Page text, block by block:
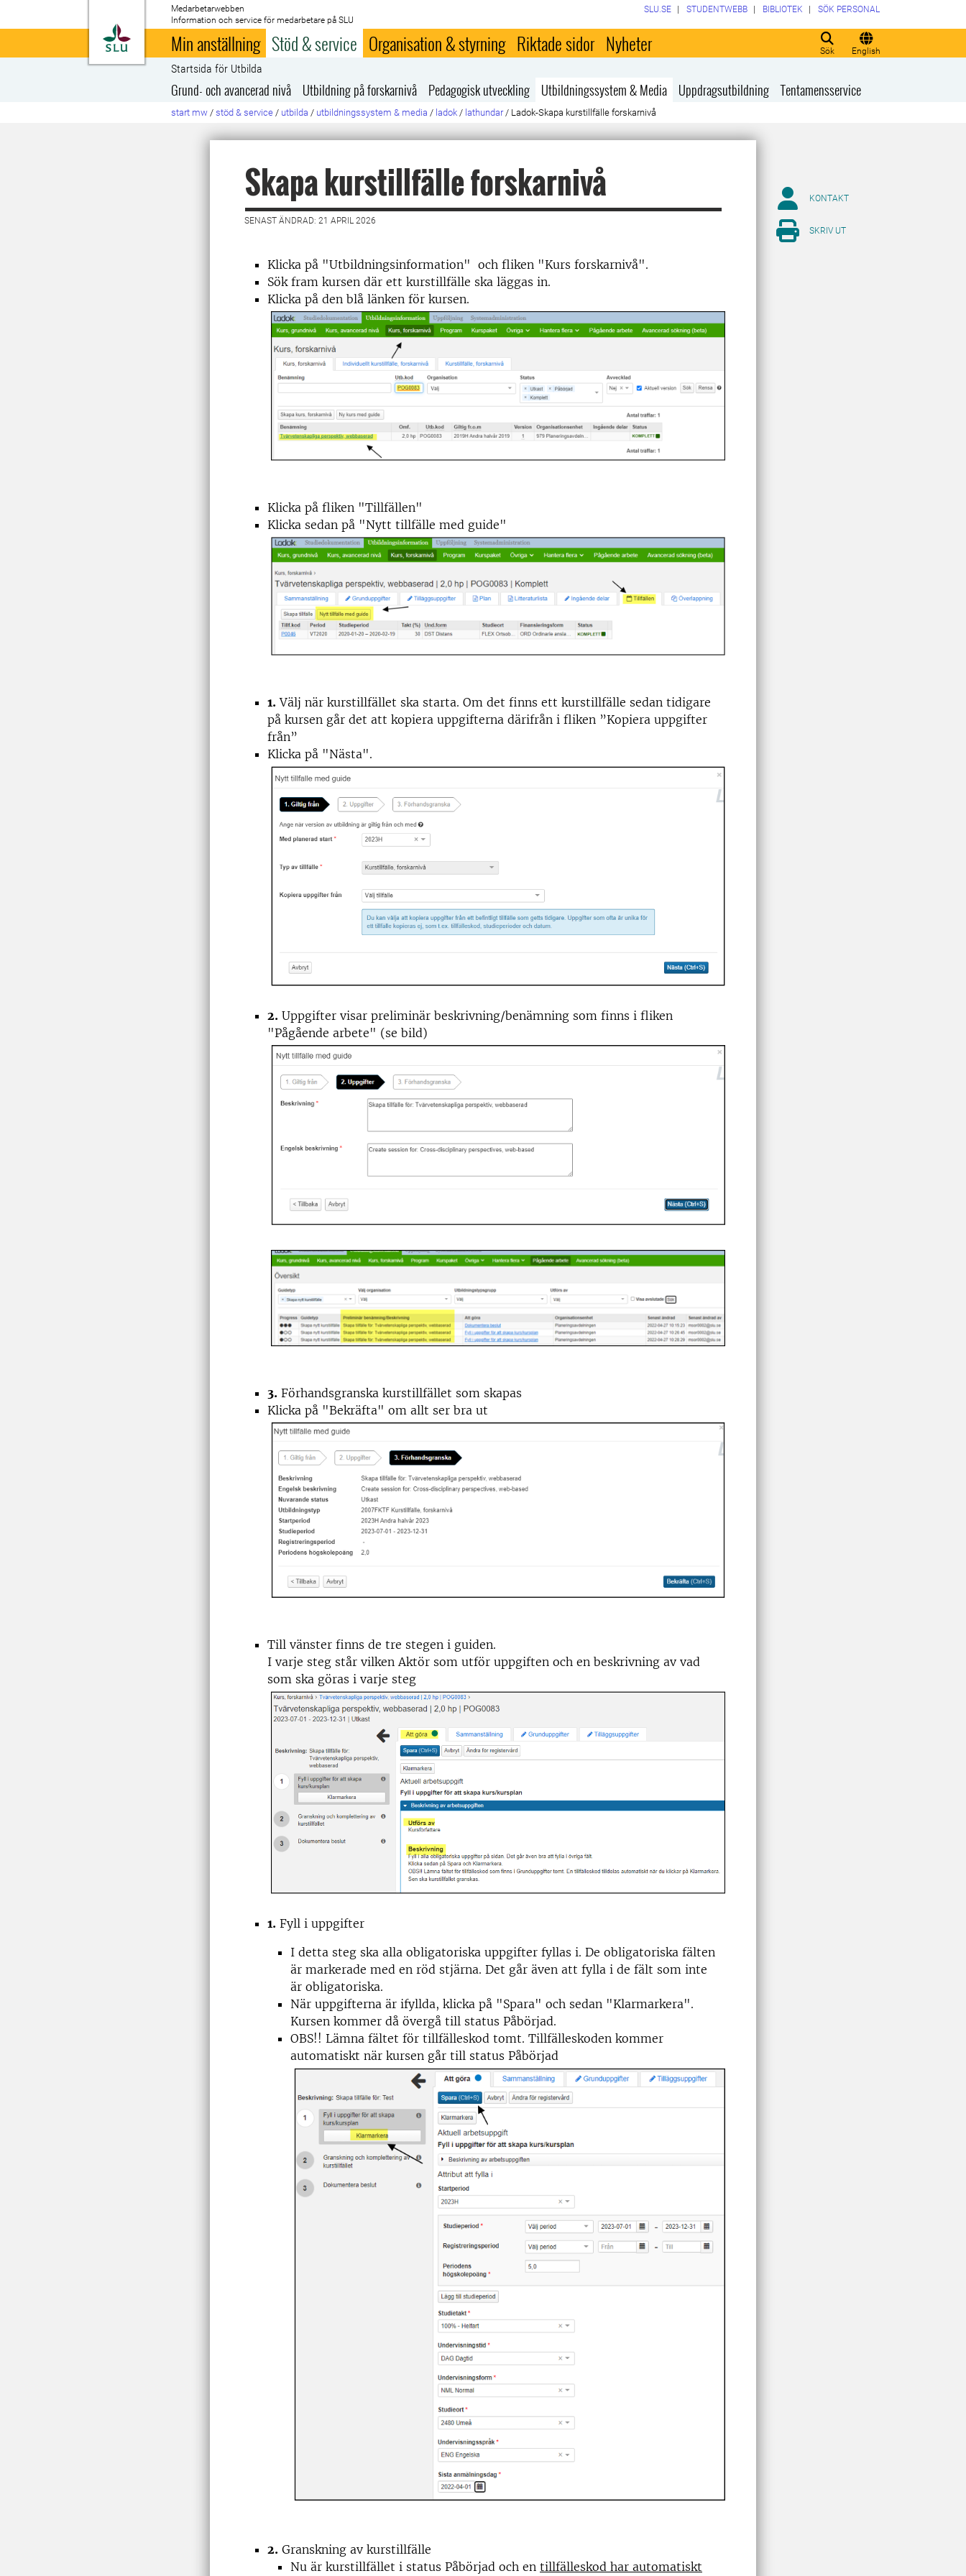
Till startsida
Medarbetarwebben
Information och service för medarbetare på SLU
Sök English
SLU.SE STUDENTWEBB BIBLIOTEK SÖK PERSONAL
Min anställning Stöd & service Organisation & styrning Riktade sidor Nyheter
Startsida för Utbilda
Grund- och avancerad nivå Utbildning på forskarnivå Pedagogisk utveckling Utbildningssystem & Media Uppdragsutbildning Tentamensservice
start mw / stöd & service / utbilda / utbildningssystem & media / ladok / lathundar / Ladok-Skapa kurstillfälle forskarnivå
Skapa kurstillfälle forskarnivå
SENAST ÄNDRAD: 21 APRIL 2026
Klicka på "Utbildningsinformation" och fliken "Kurs forskarnivå".
Sök fram kursen där ett kurstillfälle ska läggas in.
Klicka på den blå länken för kursen.
Klicka på fliken "Tillfällen"
Klicka sedan på "Nytt tillfälle med guide"
1. Välj när kurstillfället ska starta. Om det finns ett kurstillfälle sedan tidigare
på kursen går det att kopiera uppgifterna därifrån i fliken ”Kopiera uppgifter
från”
Klicka på "Nästa".
2. Uppgifter visar preliminär beskrivning/benämning som finns i fliken
"Pågående arbete" (se bild)
3. Förhandsgranska kurstillfället som skapas
Klicka på "Bekräfta" om allt ser bra ut
Till vänster finns de tre stegen i guiden.
I varje steg står vilken Aktör som utför uppgiften och en beskrivning av vad
som ska göras i varje steg
1. Fyll i uppgifter
I detta steg ska alla obligatoriska uppgifter fyllas i. De obligatoriska fälten
är markerade med en röd stjärna. Det går även att fylla i de fält som inte
är obligatoriska.
När uppgifterna är ifyllda, klicka på "Spara" och sedan "Klarmarkera".
Kursen kommer då övergå till status Påbörjad.
OBS!! Lämna fältet för tillfälleskod tomt. Tillfälleskoden kommer
automatiskt när kursen går till status Påbörjad
2. Granskning av kurstillfälle
Nu är kurstillfället i status Påbörjad och en tillfälleskod har automatiskt
KONTAKT
SKRIV UT